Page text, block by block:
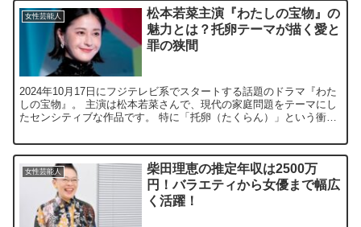
女性芸能人
松本若菜主演『わたしの宝物』の
魅力とは？托卵テーマが描く愛と
罪の狭間
2024年10月17日にフジテレビ系でスタートする話題のドラマ『わた
しの宝物』。 主演は松本若菜さんで、現代の家庭問題をテーマにし
たセンシティブな作品です。 特に「托卵（たくらん）」という衝撃
女性芸能人
柴田理恵の推定年収は2500万
円！バラエティから女優まで幅広
く活躍！